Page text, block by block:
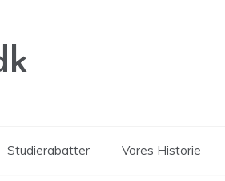
Studierabatter Vores Historie